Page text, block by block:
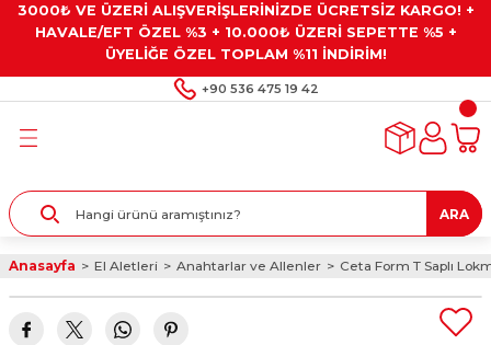
3000₺ VE ÜZERİ ALIŞVERİŞLERİNİZDE ÜCRETSİZ KARGO! +
HAVALE/EFT ÖZEL %3 + 10.000₺ ÜZERİ SEPETTE %5 +
ÜYELİĞE ÖZEL TOPLAM %11 İNDİRİM!
+90 536 475 19 42
Geri Dön
Geri Dön
Geri Dön
Gresler
Geri Dön
Alet Setleri
Geri Dön
Taşları ve
ARA
Anasayfa El Aletleri Anahtarlar ve Allenler Ceta Form T Saplı